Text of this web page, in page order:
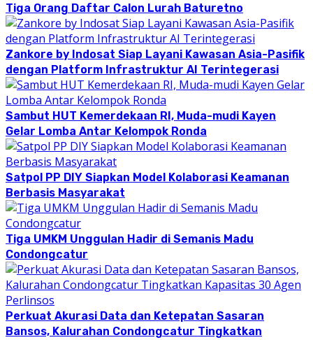
Tiga Orang Daftar Calon Lurah Baturetno
Zankore by Indosat Siap Layani Kawasan Asia-Pasifik
dengan Platform Infrastruktur AI Terintegerasi
Sambut HUT Kemerdekaan RI, Muda-mudi Kayen
Gelar Lomba Antar Kelompok Ronda
Satpol PP DIY Siapkan Model Kolaborasi Keamanan
Berbasis Masyarakat
Tiga UMKM Unggulan Hadir di Semanis Madu
Condongcatur
Perkuat Akurasi Data dan Ketepatan Sasaran
Bansos, Kalurahan Condongcatur Tingkatkan